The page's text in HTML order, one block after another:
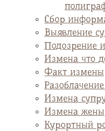
Сбор
Выявление
Подозрение
Измена что
Факт измены
Измена
Измена жены
Курортный